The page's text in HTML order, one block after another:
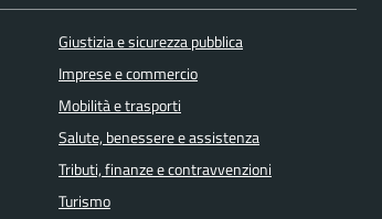
Giustizia e sicurezza pubblica
Imprese e commercio
Mobilità e trasporti
Salute, benessere e assistenza
Tributi, finanze e contravvenzioni
Turismo